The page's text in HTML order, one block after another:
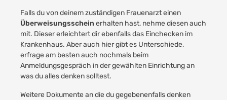
Falls du von deinem zuständigen Frauenarzt einen
Überweisungsschein erhalten hast, nehme diesen auch
mit. Dieser erleichtert dir ebenfalls das Einchecken im
Krankenhaus. Aber auch hier gibt es Unterschiede,
erfrage am besten auch nochmals beim
Anmeldungsgespräch in der gewählten Einrichtung an
was du alles denken solltest.
Weitere Dokumente an die du gegebenenfalls denken